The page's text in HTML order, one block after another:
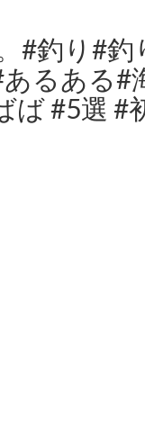
#釣り#釣
るある#
ば #5選 #